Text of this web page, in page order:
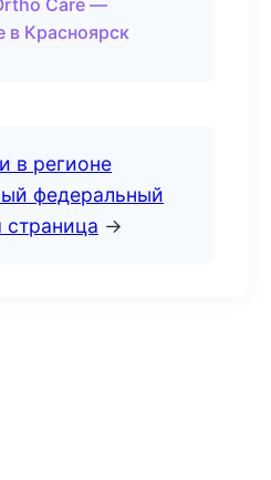
Care —
в Красноярск
в регионе
федеральный
страница →